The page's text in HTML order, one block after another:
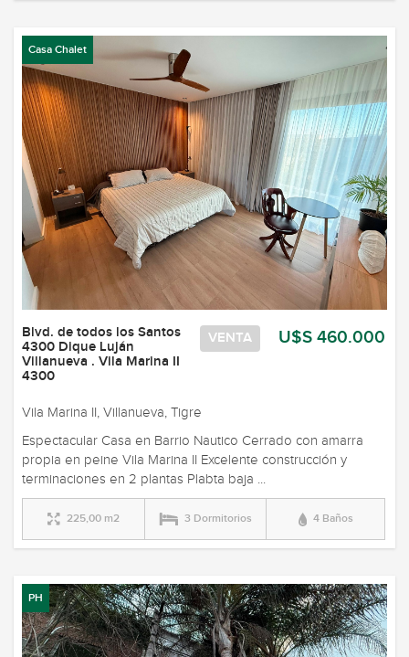
Casa Chalet
U$S 460.000
VENTA
Blvd. de todos los Santos
4300 Dique Luján
Villanueva . Vila Marina II
4300
Vila Marina II, Villanueva, Tigre
Espectacular Casa en Barrio Nautico Cerrado con amarra
propia en peine Vila Marina II Excelente construcción y
terminaciones en 2 plantas Plabta baja ...
225,00 m2 3 Dormitorios 4 Baños
PH